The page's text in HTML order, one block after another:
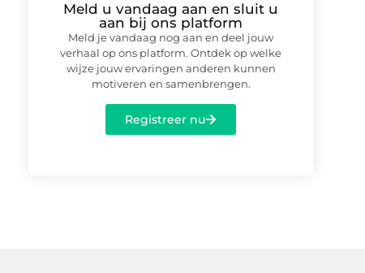
Meld u vandaag aan en sluit u
aan bij ons platform
Meld je vandaag nog aan en deel jouw
verhaal op ons platform. Ontdek op welke
wijze jouw ervaringen anderen kunnen
motiveren en samenbrengen.
Registreer nu